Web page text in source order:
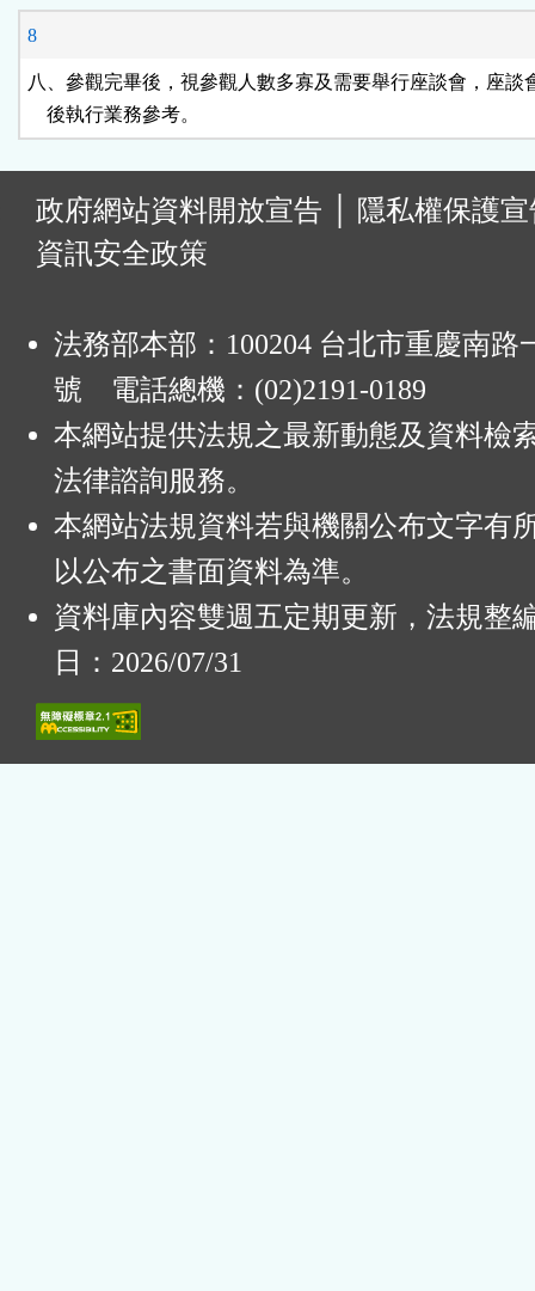
8
八、參觀完畢後，視參觀人數多寡及需要舉行座談會，座談
    後執行業務參考。
政府網站資料開放宣告
隱私權保護
資訊安全政策
法務部本部：100204 台北市重慶南路
號 電話總機：(02)2191-0189
本網站提供法規之最新動態及資料檢
法律諮詢服務。
本網站法規資料若與機關公布文字有
以公布之書面資料為準。
資料庫內容雙週五定期更新，法規整
日：2026/07/31